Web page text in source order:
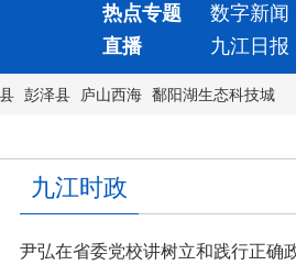
热点专题 数字新闻
直播 九江日报
彭泽县 庐山西海 鄱阳湖生态科技城
九江时政
尹弘在省委党校讲树立和践行正确